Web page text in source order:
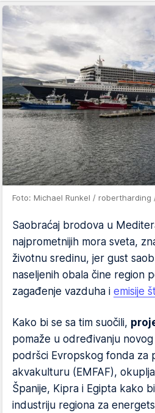
Foto: Michael Runkel / robertharding
Saobraćaj brodova u
najprometnijih mora sveta,
životnu sredinu, jer gust
naseljenih obala čine region
zagađenje vazduha i emisije
Kako bi se sa tim suočili,
pomaže u određivanju
podršci Evropskog fonda za
akvakulturu (EMFAF),
Španije, Kipra i Egipta kako
industriju regiona za